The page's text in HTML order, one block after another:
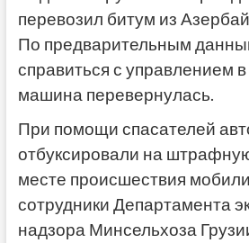
перевозил битум из
По предварительным
справиться с управлением
машина перевернулась.
При помощи спасателей
отбуксировали на
месте происшествия
сотрудники Департамента
надзора Минсельхоза